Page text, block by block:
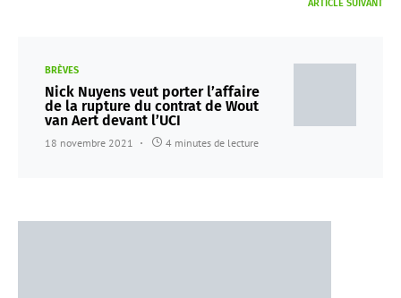
ARTICLE SUIVANT
BRÈVES
Nick Nuyens veut porter l’affaire
de la rupture du contrat de Wout
van Aert devant l’UCI
18 novembre 2021 4 minutes de lecture